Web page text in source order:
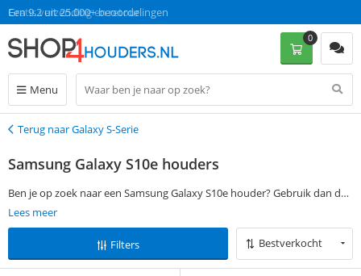
Gratis verzending en retour
Een 9.2 uit 25.000+ beoordelingen
Menu
0
Terug
Terug naar Galaxy S-Serie
Samsung Galaxy S10e houders
Ben je op zoek naar een Samsung Galaxy S10e houder? Gebruik dan de
filtermogelijkheden aan de linkerkant van deze pagina om jouw
favoriete Samsung Galaxy S10e houder te vinden. Bestel vervolgens op
werkdagen voor 13:00 en ontvang jouw bestelling de volgende dag al
thuis. Zonder verzendkosten!
Lees meer
Filters Bestverkocht